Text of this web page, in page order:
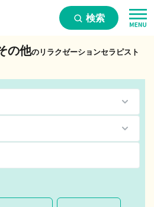
検索
の他のリラクゼーションセラピスト